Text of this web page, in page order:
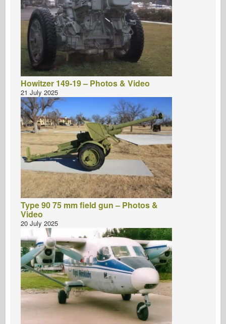
Howitzer 149-19 – Photos & Video
21 July 2025
Type 90 75 mm field gun – Photos &
Video
20 July 2025